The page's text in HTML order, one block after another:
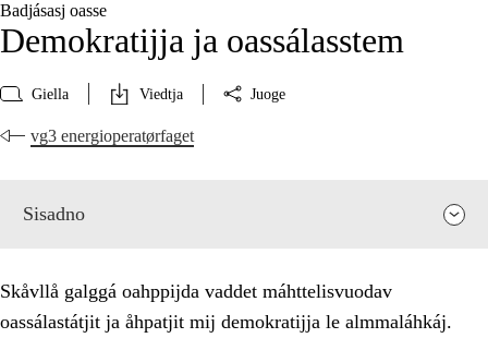
Badjásasj oasse
Demokratijja ja oassálasstem
Giella Viedtja Juoge
vg3 energioperatørfaget
Sisadno
Skåvllå galggá oahppijda vaddet máhttelisvuodav
oassálastátjit ja åhpatjit mij demokratijja le almmaláhkáj.